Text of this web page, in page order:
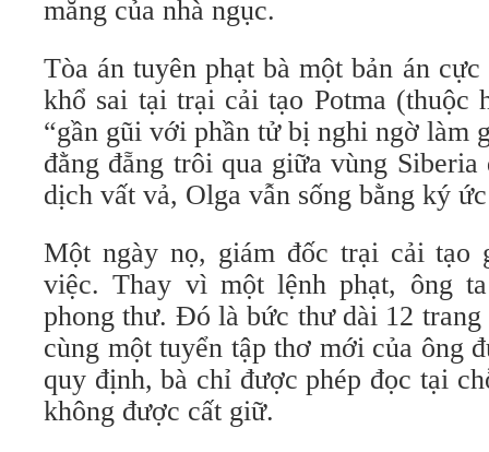
măng của nhà ngục.
Tòa án tuyên phạt bà một bản án
khổ sai tại trại cải tạo Potma (thuộc
“gần gũi với phần tử bị nghi ngờ làm
đằng đẵng trôi qua giữa vùng
dịch vất vả, Olga vẫn sống bằng ký
Một ngày nọ, giám đốc trại cải tạo
việc. Thay vì một lệnh phạt, ông
phong thư. Đó là bức thư dài 12 trang
cùng một tuyển tập thơ mới của ông
quy định, bà chỉ được phép đọc tại
không được cất giữ.